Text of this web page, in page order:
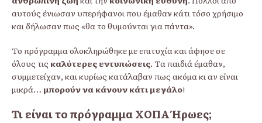
αυτούς ένιωσαν υπερήφανοι που έμαθαν κάτι τόσο χρήσιμο
και δήλωσαν πως «θα το θυμούνται για πάντα».
Το πρόγραμμα ολοκληρώθηκε με επιτυχία και άφησε σε
όλους τις καλύτερες εντυπώσεις. Τα παιδιά έμαθαν,
συμμετείχαν, και κυρίως κατάλαβαν πως ακόμα κι αν είναι
μικρά… μπορούν να κάνουν κάτι μεγάλο!
Τι είναι το πρόγραμμα ΧΟΠΑ Ήρωες;